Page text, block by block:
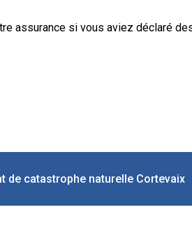
assurance si vous aviez déclaré
de catastrophe naturelle Cortevaix